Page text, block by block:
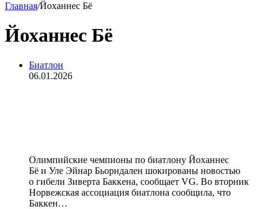
Главная/Йоханнес Бё
Йоханнес Бё
Биатлон
06.01.2026
Олимпийские чемпионы по биатлону Йоханнес
Бё и Уле Эйнар Бьорндален шокированы новостью
о гибели Зиверта Баккена, сообщает VG. Во вторник
Норвежская ассоциация биатлона сообщила, что
Баккен…